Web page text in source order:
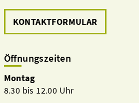
KONTAKTFORMULAR
Öffnungszeiten
Montag
8.30 bis 12.00 Uhr